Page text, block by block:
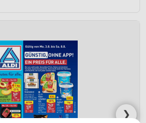
❯